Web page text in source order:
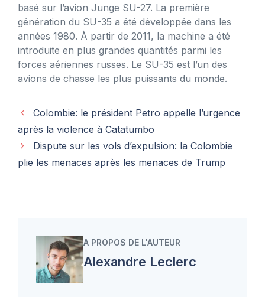
basé sur l’avion Junge SU-27. La première
génération du SU-35 a été développée dans les
années 1980. À partir de 2011, la machine a été
introduite en plus grandes quantités parmi les
forces aériennes russes. Le SU-35 est l’un des
avions de chasse les plus puissants du monde.
Colombie: le président Petro appelle l’urgence
après la violence à Catatumbo
Dispute sur les vols d’expulsion: la Colombie
plie les menaces après les menaces de Trump
A PROPOS DE L'AUTEUR
Alexandre Leclerc